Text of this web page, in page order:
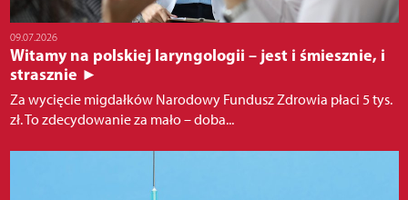
09.07.2026
Witamy na polskiej laryngologii – jest i śmiesznie, i
strasznie ►
Za wycięcie migdałków Narodowy Fundusz Zdrowia płaci 5 tys.
zł. To zdecydowanie za mało – doba...